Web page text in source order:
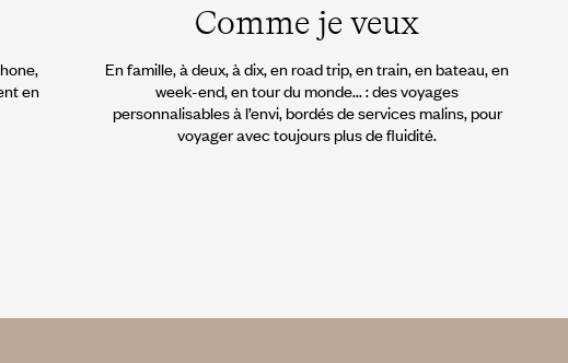
en
Comme je veux
En famille, à deux, à dix, en road trip, en train, en bateau, en
week-end, en tour du monde... : des voyages
personnalisables à l’envi, bordés de services malins, pour
voyager avec toujours plus de fluidité.